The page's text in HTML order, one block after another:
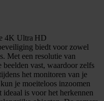
4K Ultra HD
biedt voor zowel
Met een resolutie van
vast, waardoor zelfs
het monitoren van je
je moeiteloos inzoomen
is voor het herkennen